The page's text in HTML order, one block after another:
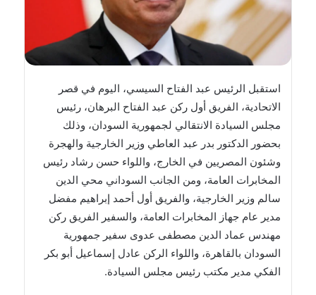
استقبل الرئيس عبد الفتاح السيسي، اليوم في قصر
الاتحادية، الفريق أول ركن عبد الفتاح البرهان، رئيس
مجلس السيادة الانتقالي لجمهورية السودان، وذلك
بحضور الدكتور بدر عبد العاطي وزير الخارجية والهجرة
وشئون المصريين في الخارج، واللواء حسن رشاد رئيس
المخابرات العامة، ومن الجانب السوداني محي الدين
سالم وزير الخارجية، والفريق أول أحمد إبراهيم مفضل
مدير عام جهاز المخابرات العامة، والسفير الفريق ركن
مهندس عماد الدين مصطفى عدوى سفير جمهورية
السودان بالقاهرة، واللواء الركن عادل إسماعيل أبو بكر
الفكي مدير مكتب رئيس مجلس السيادة.